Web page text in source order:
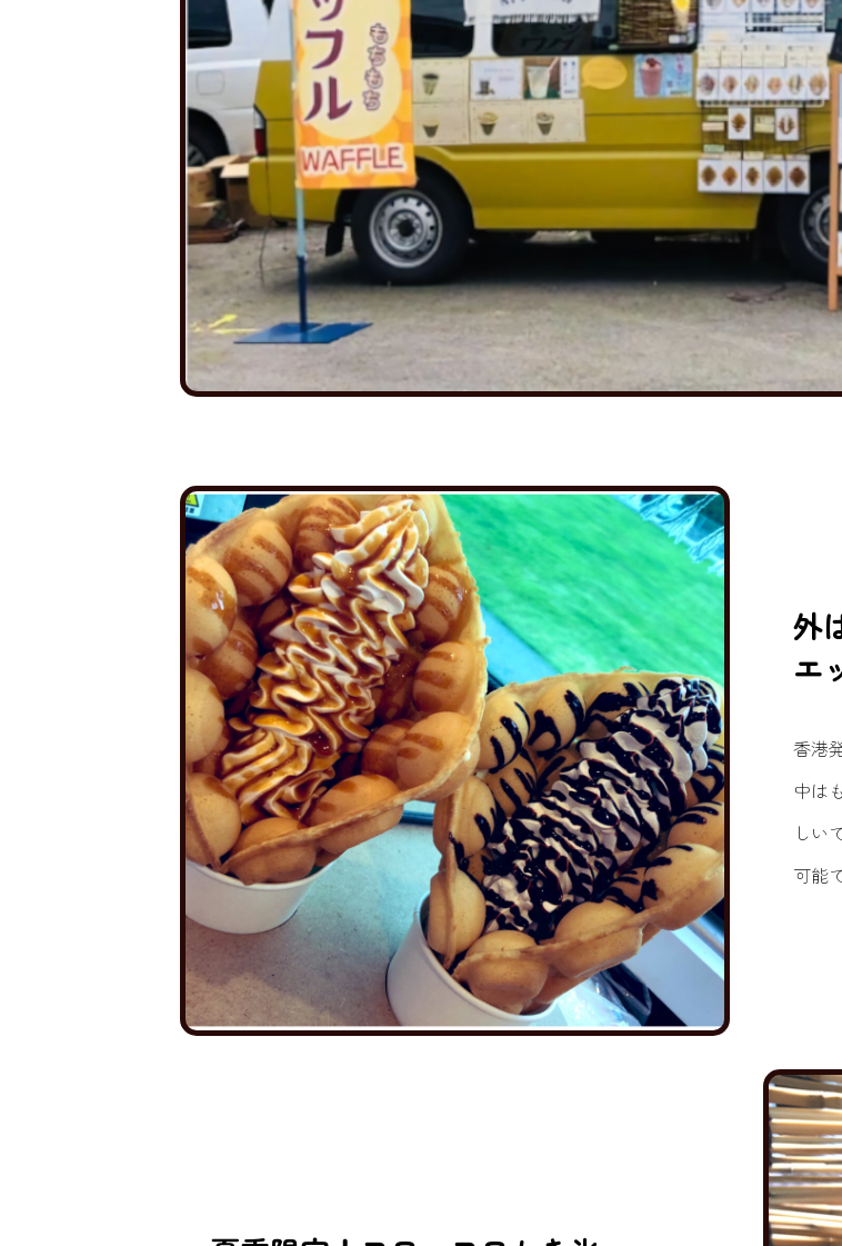
外
エ
香港
中は
しい
可能